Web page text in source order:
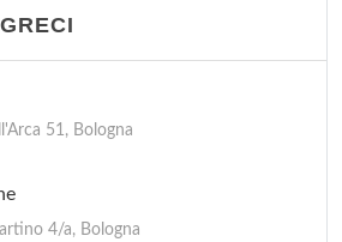
51, Bologna
4/a, Bologna